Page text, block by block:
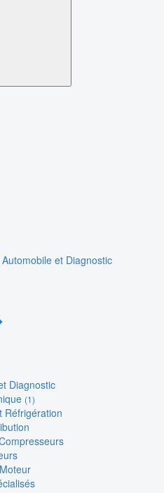
Automobile et Diagnostic
Diagnostic
(1)
Réfrigération